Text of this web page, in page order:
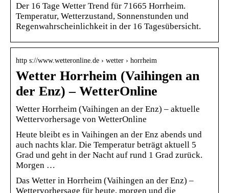
Der 16 Tage Wetter Trend für 71665 Horrheim.
Temperatur, Wetterzustand, Sonnenstunden und
Regenwahrscheinlichkeit in der 16 Tagesübersicht.
http s://www.wetteronline.de › wetter › horrheim
Wetter Horrheim (Vaihingen an
der Enz) – WetterOnline
Wetter Horrheim (Vaihingen an der Enz) – aktuelle
Wettervorhersage von WetterOnline
Heute bleibt es in Vaihingen an der Enz abends und
auch nachts klar. Die Temperatur beträgt aktuell 5
Grad und geht in der Nacht auf rund 1 Grad zurück.
Morgen …
Das Wetter in Horrheim (Vaihingen an der Enz) –
Wettervorhersage für heute, morgen und die